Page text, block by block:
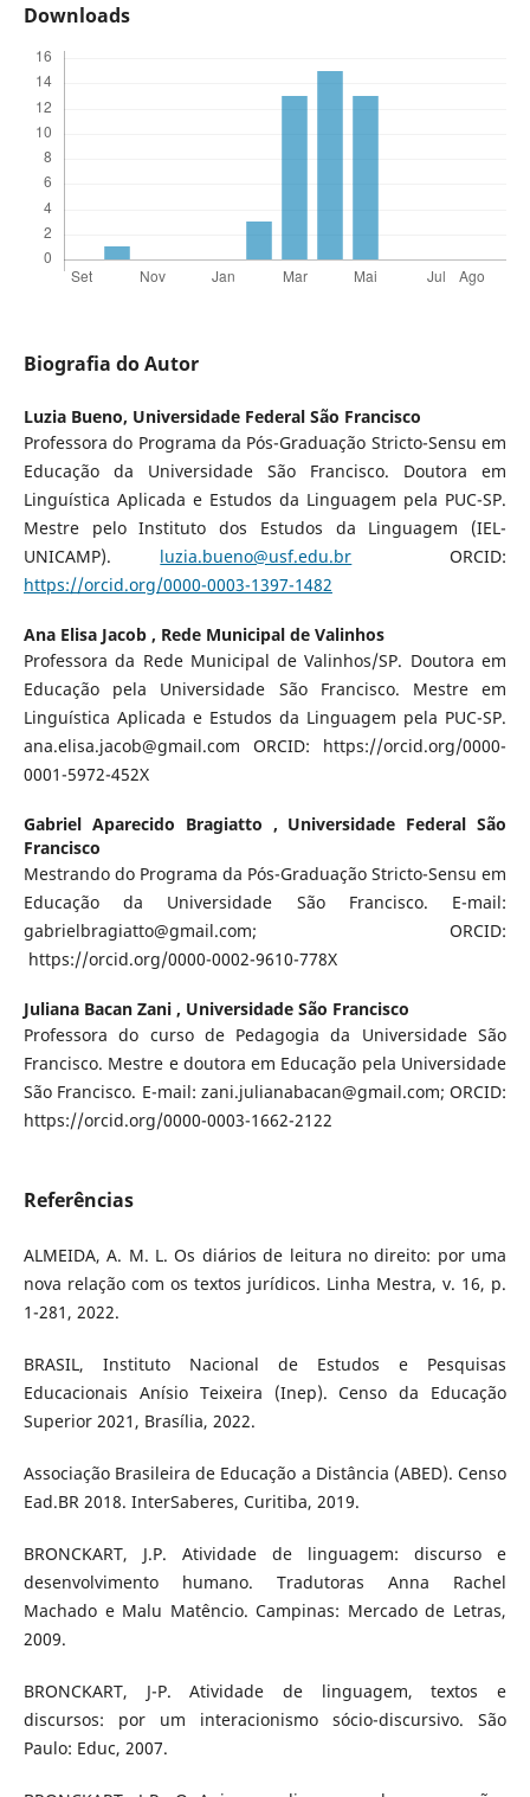
Downloads
Biografia do Autor
Luzia Bueno, Universidade Federal São Francisco
Professora do Programa da Pós-Graduação Stricto-Sensu em
Educação da Universidade São Francisco. Doutora em
Linguística Aplicada e Estudos da Linguagem pela PUC-SP.
Mestre pelo Instituto dos Estudos da Linguagem (IEL-
UNICAMP). luzia.bueno@usf.edu.br ORCID:
https://orcid.org/0000-0003-1397-1482
Ana Elisa Jacob , Rede Municipal de Valinhos
Professora da Rede Municipal de Valinhos/SP. Doutora em
Educação pela Universidade São Francisco. Mestre em
Linguística Aplicada e Estudos da Linguagem pela PUC-SP.
ana.elisa.jacob@gmail.com ORCID: https://orcid.org/0000-
0001-5972-452X
Gabriel Aparecido Bragiatto , Universidade Federal São
Francisco
Mestrando do Programa da Pós-Graduação Stricto-Sensu em
Educação da Universidade São Francisco. E-mail:
gabrielbragiatto@gmail.com; ORCID:
https://orcid.org/0000-0002-9610-778X
Juliana Bacan Zani , Universidade São Francisco
Professora do curso de Pedagogia da Universidade São
Francisco. Mestre e doutora em Educação pela Universidade
São Francisco. E-mail: zani.julianabacan@gmail.com; ORCID:
https://orcid.org/0000-0003-1662-2122
Referências
ALMEIDA, A. M. L. Os diários de leitura no direito: por uma
nova relação com os textos jurídicos. Linha Mestra, v. 16, p.
1-281, 2022.
BRASIL, Instituto Nacional de Estudos e Pesquisas
Educacionais Anísio Teixeira (Inep). Censo da Educação
Superior 2021, Brasília, 2022.
Associação Brasileira de Educação a Distância (ABED). Censo
Ead.BR 2018. InterSaberes, Curitiba, 2019.
BRONCKART, J.P. Atividade de linguagem: discurso e
desenvolvimento humano. Tradutoras Anna Rachel
Machado e Malu Matêncio. Campinas: Mercado de Letras,
2009.
BRONCKART, J-P. Atividade de linguagem, textos e
discursos: por um interacionismo sócio-discursivo. São
Paulo: Educ, 2007.